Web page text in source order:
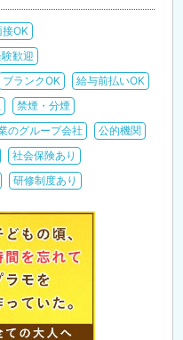
接OK
歓迎
ブランクOK
給与前払いOK
禁煙・分煙
のグループ会社
公的機関
社会保険あり
研修制度あり